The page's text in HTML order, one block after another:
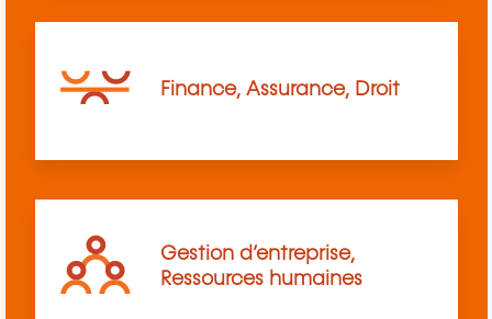
Finance, Assurance, Droit
Gestion d’entreprise,
Ressources humaines